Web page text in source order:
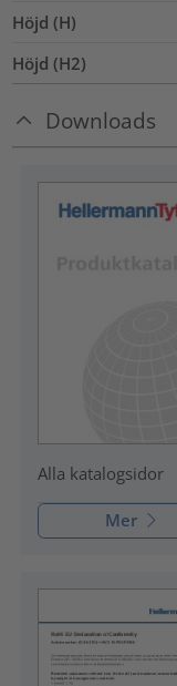
Höjd (H)
Höjd (H2)
Downloads
Alla katalogsidor
Mer